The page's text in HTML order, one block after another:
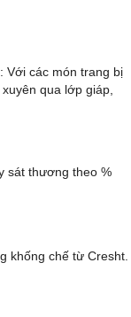
: Với các món trang bị
qua lớp giáp,
sát thương theo %
khống chế từ Cresht.